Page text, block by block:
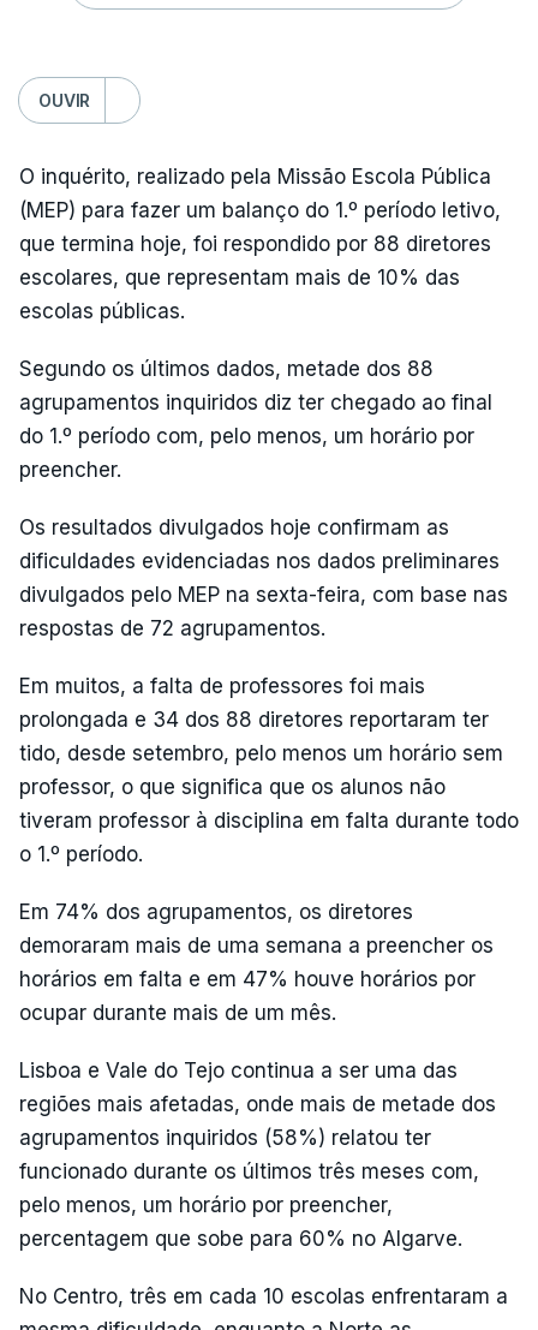
OUVIR
O inquérito, realizado pela Missão Escola Pública
(MEP) para fazer um balanço do 1.º período letivo,
que termina hoje, foi respondido por 88 diretores
escolares, que representam mais de 10% das
escolas públicas.
Segundo os últimos dados, metade dos 88
agrupamentos inquiridos diz ter chegado ao final
do 1.º período com, pelo menos, um horário por
preencher.
Os resultados divulgados hoje confirmam as
dificuldades evidenciadas nos dados preliminares
divulgados pelo MEP na sexta-feira, com base nas
respostas de 72 agrupamentos.
Em muitos, a falta de professores foi mais
prolongada e 34 dos 88 diretores reportaram ter
tido, desde setembro, pelo menos um horário sem
professor, o que significa que os alunos não
tiveram professor à disciplina em falta durante todo
o 1.º período.
Em 74% dos agrupamentos, os diretores
demoraram mais de uma semana a preencher os
horários em falta e em 47% houve horários por
ocupar durante mais de um mês.
Lisboa e Vale do Tejo continua a ser uma das
regiões mais afetadas, onde mais de metade dos
agrupamentos inquiridos (58%) relatou ter
funcionado durante os últimos três meses com,
pelo menos, um horário por preencher,
percentagem que sobe para 60% no Algarve.
No Centro, três em cada 10 escolas enfrentaram a